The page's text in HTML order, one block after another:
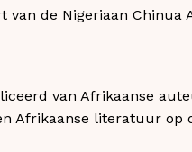
van de Nigeriaan
van Afrikaanse
Afrikaanse literatuur op